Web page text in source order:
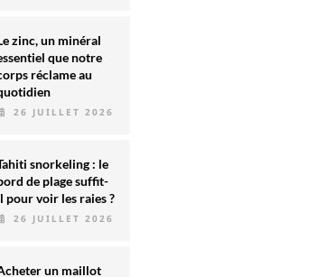
zinc, un minéral
que notre
réclame au
26 JUILLET 2026
snorkeling : le
de plage suffit-
pour voir les raies ?
26 JUILLET 2026
un maillot